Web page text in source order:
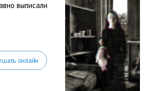
выписали
онлайн